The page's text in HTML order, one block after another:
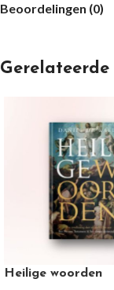
Beoordelingen (0)
Heilige woorden